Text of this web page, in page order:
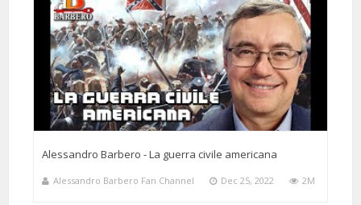
Alessandro Barbero - La guerra civile americana
Alessandro Barbero Fan Channel Dec 25, 2022 2M